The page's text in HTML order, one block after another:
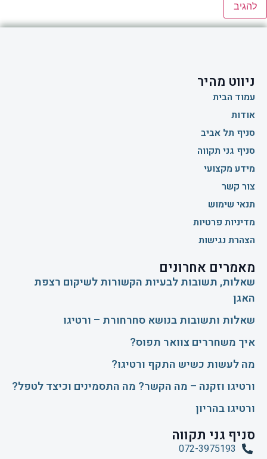
ניווט מהיר
עמוד הבית
אודות
סניף תל אביב
סניף גני תקווה
מידע מקצועי
צור קשר
תנאי שימוש
מדיניות פרטיות
הצהרת נגישות
מאמרים אחרונים
שאלות, תשובות לבעיות הקשורות לשיקום רצפת
האגן
שאלות ותשובות בנושא סחרחורת – ורטיגו
איך משחררים צוואר תפוס?
​מה לעשות כשיש התקף ורטיגו?
ורטיגו וזקנה – מה הקשר? מה התסמינים וכיצד לטפל?
ורטיגו בהריון
סניף גני תקווה
072-3975193